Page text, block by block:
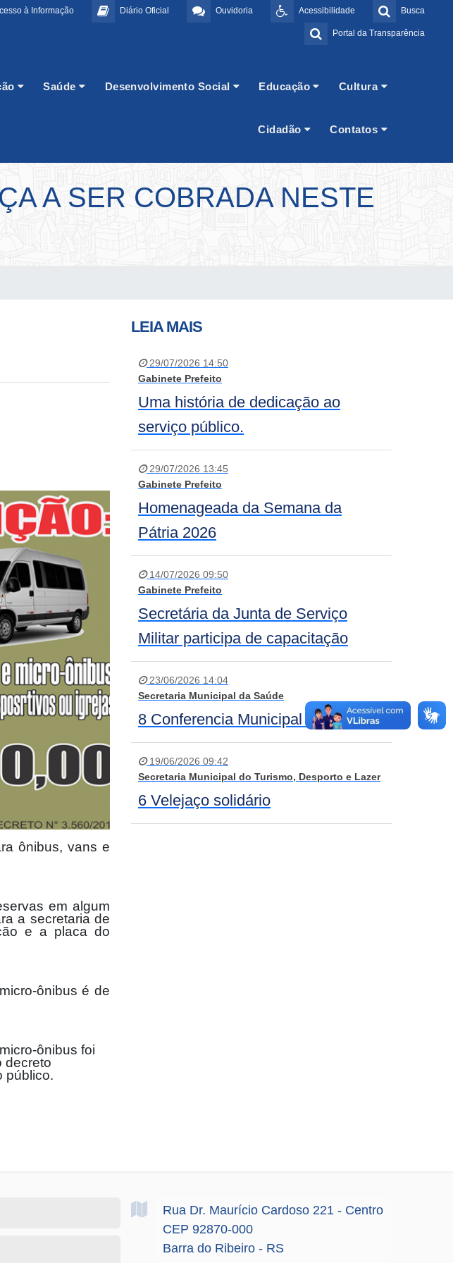
Busca
Acessibilidade
Ouvidoria
Diário Oficial
à Informação
Portal da Transparência
Saúde Desenvolvimento Social Educação Cultura
Cidadão Contatos
A SER COBRADA NESTE
ônibus, vans e
em algum
a secretaria de
e a placa do
ônibus é de
ônibus foi
decreto
público.
LEIA MAIS
29/07/2026 14:50
Gabinete Prefeito
Uma história de dedicação ao
serviço público.
29/07/2026 13:45
Gabinete Prefeito
Homenageada da Semana da
Pátria 2026
14/07/2026 09:50
Gabinete Prefeito
Secretária da Junta de Serviço
Militar participa de capacitação
23/06/2026 14:04
Secretaria Municipal da Saúde
8 Conferencia Municipal de Saúde
19/06/2026 09:42
Secretaria Municipal do Turismo, Desporto e Lazer
6 Velejaço solidário
Rua Dr. Maurício Cardoso 221 - Centro
CEP 92870-000
Barra do Ribeiro - RS